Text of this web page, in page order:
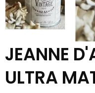
JEANNE
ULTRA